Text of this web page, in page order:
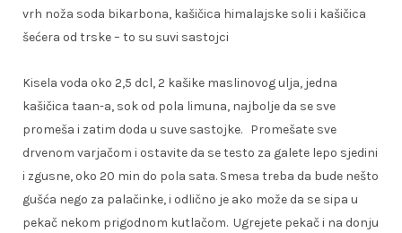
vrh noža soda bikarbona, kašičica himalajske soli i kašičica
šećera od trske – to su suvi sastojci
Kisela voda oko 2,5 dcl, 2 kašike maslinovog ulja, jedna
kašičica taan-a, sok od pola limuna, najbolje da se sve
promeša i zatim doda u suve sastojke. Promešate sve
drvenom varjačom i ostavite da se testo za galete lepo sjedini
i zgusne, oko 20 min do pola sata. Smesa treba da bude nešto
gušća nego za palačinke, i odlično je ako može da se sipa u
pekač nekom prigodnom kutlačom. Ugrejete pekač i na donju